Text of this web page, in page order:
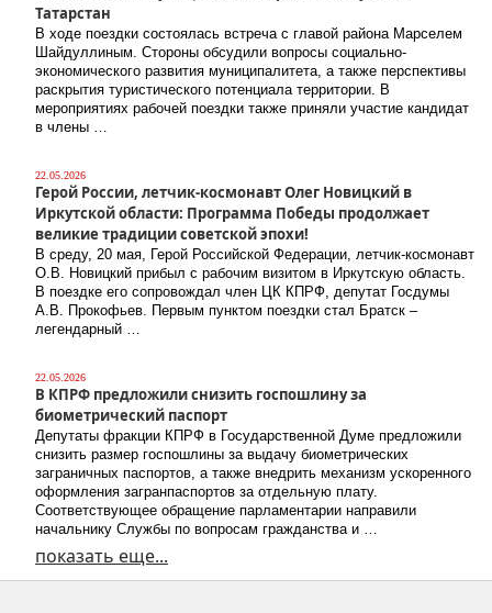
Татарстан
В ходе поездки состоялась встреча с главой района Марселем
Шайдуллиным. Стороны обсудили вопросы социально-
экономического развития муниципалитета, а также перспективы
раскрытия туристического потенциала территории. В
мероприятиях рабочей поездки также приняли участие кандидат
в члены …
22.05.2026
Герой России, летчик-космонавт Олег Новицкий в
Иркутской области: Программа Победы продолжает
великие традиции советской эпохи!
В среду, 20 мая, Герой Российской Федерации, летчик-космонавт
О.В. Новицкий прибыл с рабочим визитом в Иркутскую область.
В поездке его сопровождал член ЦК КПРФ, депутат Госдумы
А.В. Прокофьев. Первым пунктом поездки стал Братск –
легендарный …
22.05.2026
В КПРФ предложили снизить госпошлину за
биометрический паспорт
Депутаты фракции КПРФ в Государственной Думе предложили
снизить размер госпошлины за выдачу биометрических
заграничных паспортов, а также внедрить механизм ускоренного
оформления загранпаспортов за отдельную плату.
Соответствующее обращение парламентарии направили
начальнику Службы по вопросам гражданства и …
показать еще...